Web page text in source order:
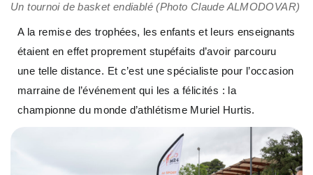
Un tournoi de basket endiablé (Photo Claude ALMODOVAR)
A la remise des trophées, les enfants et leurs enseignants
étaient en effet proprement stupéfaits d’avoir parcouru
une telle distance. Et c’est une spécialiste pour l’occasion
marraine de l’événement qui les a félicités : la
championne du monde d’athlétisme Muriel Hurtis.